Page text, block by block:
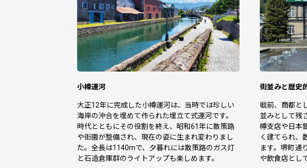
小樽運河
大正12年に完成した小樽運河は、当時では珍しい
海岸の沖合を埋めて作られた埋立て式運河です。
時代とともにその役割を終え、昭和61年に散策路
や街園が整備され、現在の姿に生まれ変わりまし
た。全長は1140mで、夕暮れには散策路のガス灯
と石造倉庫群のライトアップも楽しめます。
街並みと歴史
戦前、商都と
並みとして残
樽支店や日本
く建てられ、
ます。堺町通
や飲食店とし